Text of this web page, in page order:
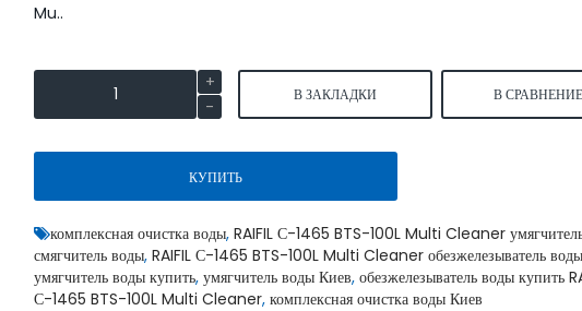
Mu..
В ЗАКЛАДКИ В СРАВНЕНИЕ
КУПИТЬ
комплексная очистка воды,RAIFIL С-1465 BTS-100L Multi Cleaner
смягчитель воды,RAIFIL С-1465 BTS-100L Multi Cleaner обезжелезыватель
умягчитель воды купить,умягчитель воды Киев,обезжелезыватель воды купить
С-1465 BTS-100L Multi Cleaner,комплексная очистка воды Киев
51600.00 грн. 43900.00 грн.
54000.00 грн.
грн.